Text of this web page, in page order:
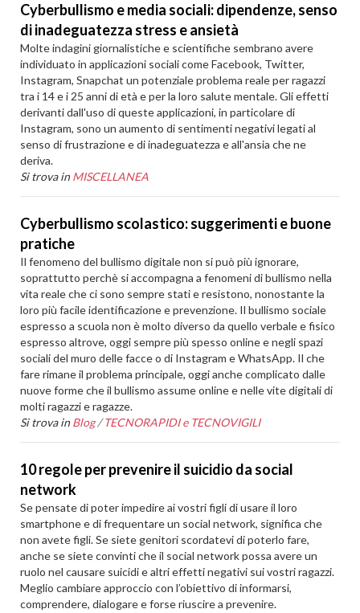
Cyberbullismo e media sociali: dipendenze, senso
di inadeguatezza stress e ansietà
Molte indagini giornalistiche e scientifiche sembrano avere
individuato in applicazioni sociali come Facebook, Twitter,
Instagram, Snapchat un potenziale problema reale per ragazzi
tra i 14 e i 25 anni di età e per la loro salute mentale. Gli effetti
derivanti dall'uso di queste applicazioni, in particolare di
Instagram, sono un aumento di sentimenti negativi legati al
senso di frustrazione e di inadeguatezza e all'ansia che ne
deriva.
Si trova in MISCELLANEA
Cyberbullismo scolastico: suggerimenti e buone
pratiche
Il fenomeno del bullismo digitale non si può più ignorare,
soprattutto perchè si accompagna a fenomeni di bullismo nella
vita reale che ci sono sempre stati e resistono, nonostante la
loro più facile identificazione e prevenzione. Il bullismo sociale
espresso a scuola non è molto diverso da quello verbale e fisico
espresso altrove, oggi sempre più spesso online e negli spazi
sociali del muro delle facce o di Instagram e WhatsApp. Il che
fare rimane il problema principale, oggi anche complicato dalle
nuove forme che il bullismo assume online e nelle vite digitali di
molti ragazzi e ragazze.
Si trova in Blog /TECNORAPIDI e TECNOVIGILI
10 regole per prevenire il suicidio da social
network
Se pensate di poter impedire ai vostri figli di usare il loro
smartphone e di frequentare un social network, significa che
non avete figli. Se siete genitori scordatevi di poterlo fare,
anche se siete convinti che il social network possa avere un
ruolo nel causare suicidi e altri effetti negativi sui vostri ragazzi.
Meglio cambiare approccio con l’obiettivo di informarsi,
comprendere, dialogare e forse riuscire a prevenire.